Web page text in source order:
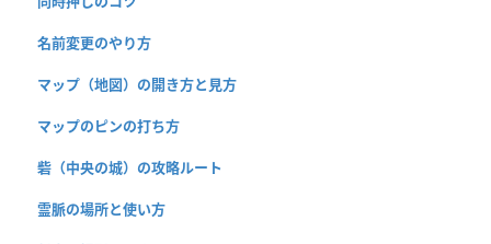
名前変更のやり方
マップ（地図）の開き方と見方
マップのピンの打ち方
砦（中央の城）の攻略ルート
霊脈の場所と使い方